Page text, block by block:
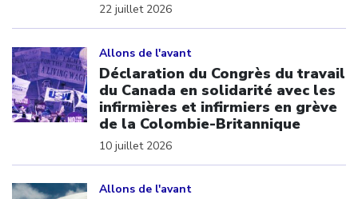
22 juillet 2026
Allons de l'avant
Déclaration du Congrès du travail
du Canada en solidarité avec les
infirmières et infirmiers en grève
de la Colombie-Britannique
10 juillet 2026
Allons de l'avant